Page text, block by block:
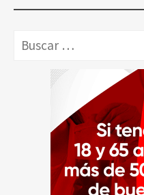
Buscar: